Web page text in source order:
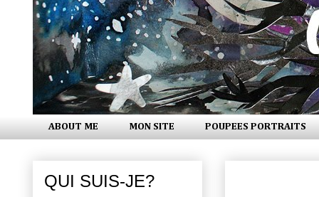
ABOUT ME MON SITE POUPEES PORTRAITS
QUI SUIS-JE?